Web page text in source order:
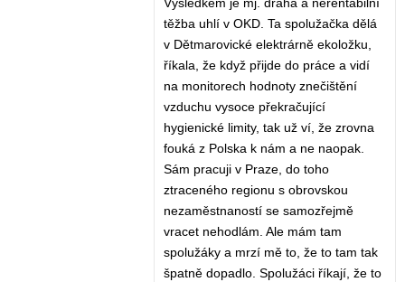
těžba uhlí v OKD. Ta spolužačka dělá
v Dětmarovické elektrárně ekoložku,
říkala, že když přijde do práce a vidí
na monitorech hodnoty znečištění
vzduchu vysoce překračující
hygienické limity, tak už ví, že zrovna
fouká z Polska k nám a ne naopak.
Sám pracuji v Praze, do toho
ztraceného regionu s obrovskou
nezaměstnaností se samozřejmě
vracet nehodlám. Ale mám tam
spolužáky a mrzí mě to, že to tam tak
špatně dopadlo. Spolužáci říkají, že to